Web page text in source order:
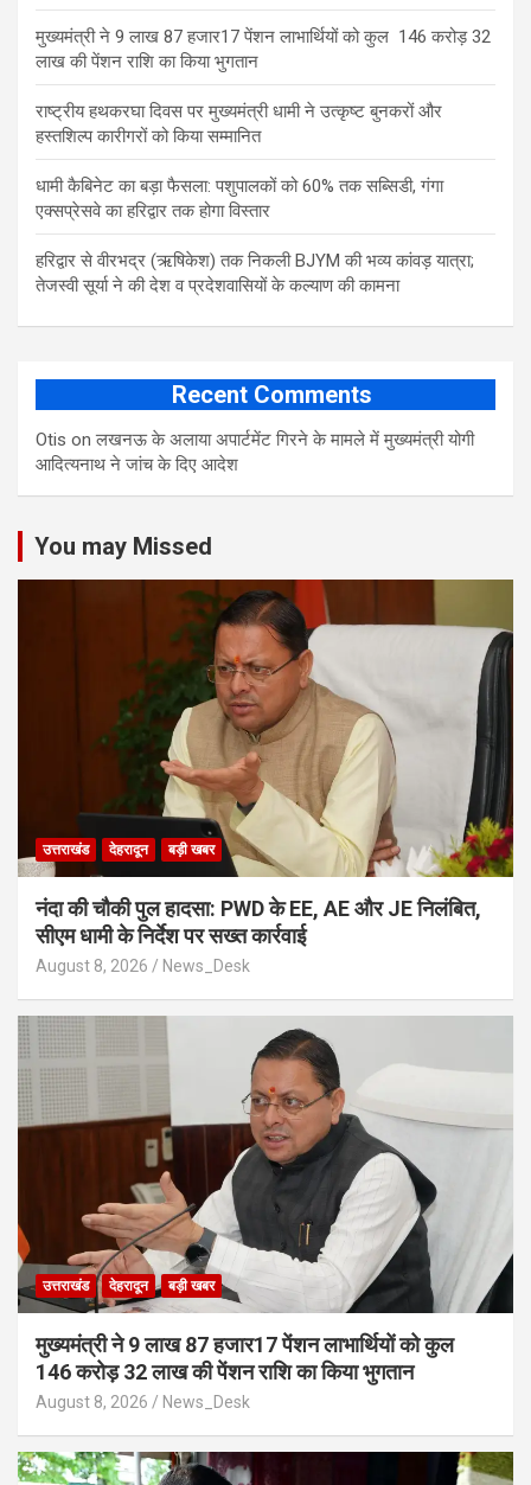
मुख्यमंत्री ने 9 लाख 87 हजार17 पेंशन लाभार्थियों को कुल 146 करोड़ 32
लाख की पेंशन राशि का किया भुगतान
राष्ट्रीय हथकरघा दिवस पर मुख्यमंत्री धामी ने उत्कृष्ट बुनकरों और
हस्तशिल्प कारीगरों को किया सम्मानित
​धामी कैबिनेट का बड़ा फैसला: पशुपालकों को 60% तक सब्सिडी, गंगा
एक्सप्रेसवे का हरिद्वार तक होगा विस्तार
​हरिद्वार से वीरभद्र (ऋषिकेश) तक निकली BJYM की भव्य कांवड़ यात्रा;
तेजस्वी सूर्या ने की देश व प्रदेशवासियों के कल्याण की कामना
Recent Comments
Otis onलखनऊ के अलाया अपार्टमेंट गिरने के मामले में मुख्‍यमंत्री योगी
आद‍ित्‍यनाथ ने जांच के द‍िए आदेश
You may Missed
उत्तराखंड देहरादून बड़ी खबर
नंदा की चौकी पुल हादसा: PWD के EE, AE और JE निलंबित,
सीएम धामी के निर्देश पर सख्त कार्रवाई
August 8, 2026 News_Desk
उत्तराखंड देहरादून बड़ी खबर
मुख्यमंत्री ने 9 लाख 87 हजार17 पेंशन लाभार्थियों को कुल
146 करोड़ 32 लाख की पेंशन राशि का किया भुगतान
August 8, 2026 News_Desk